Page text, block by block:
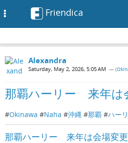
Friendica
Alexandra
Saturday, May 2, 2026, 5:05 AM — (
那覇ハーリー 来年は
#Okinawa #Naha #沖縄 #那覇 #ハー
那覇ハーリー 来年は会場変